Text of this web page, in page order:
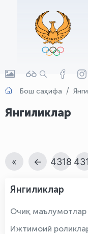
Бош саҳифа
Янгиликлар
« ← 4318
Янгиликлар
Очиқ маълумотлар
Ижтимоий
OLYMPCHIK AI
Онлайн · olympic.uz